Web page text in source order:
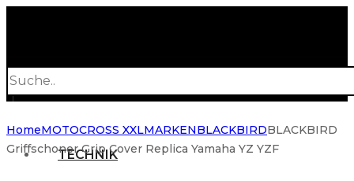
search
TECHNIK
HomeMOTOCROSS XXLMARKENBLACKBIRDBLACKBIRD
Griffschoner Grip Cover Replica Yamaha YZ YZF